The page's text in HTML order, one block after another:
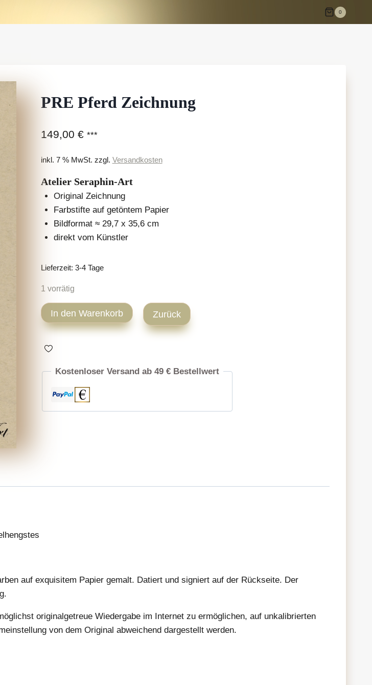
0
PRE Pferd Zeichnung
149,00 € ***
inkl. 7 % MwSt. zzgl. Versandkosten
Atelier Seraphin-Art
Original Zeichnung
Farbstifte auf getöntem Papier
Bildformat ≈ 29,7 x 35,6 cm
direkt vom Künstler
Lieferzeit: 3-4 Tage
1 vorrätig
PRE
Pferd
Menge
In den Warenkorb Zurück
Kostenloser Versand ab 49 € Bestellwert
auf exquisitem Papier gemalt. Datiert und signiert auf der Rückseite. Der
originalgetreue Wiedergabe im Internet zu ermöglichen, auf unkalibrierten
von dem Original abweichend dargestellt werden.